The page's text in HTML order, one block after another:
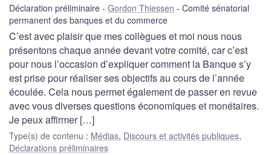
Déclaration préliminaire Gordon Thiessen
Comité sénatorial
permanent des banques et du commerce
C’est avec plaisir que mes collègues et moi nous nous
présentons chaque année devant votre comité, car c’est
pour nous l’occasion d’expliquer comment la Banque s’y
est prise pour réaliser ses objectifs au cours de l’année
écoulée. Cela nous permet également de passer en revue
avec vous diverses questions économiques et monétaires.
Je peux affirmer […]
Type(s) de contenu : Médias, Discours et activités publiques,
Déclarations préliminaires